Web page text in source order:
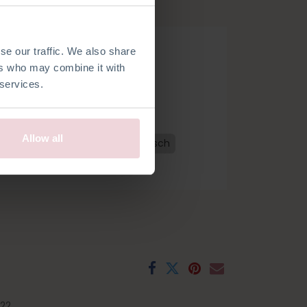
our traffic. We also share
who may combine it with
Allow all
bestellen
Französisch
Spanisch